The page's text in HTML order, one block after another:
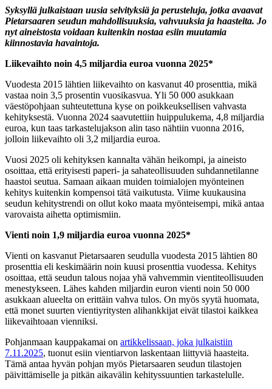
Syksyllä julkaistaan uusia selvityksiä ja perusteluja, jotka avaavat
Pietarsaaren seudun mahdollisuuksia, vahvuuksia ja haasteita. Jo
nyt aineistosta voidaan kuitenkin nostaa esiin muutamia
kiinnostavia havaintoja.
Liikevaihto noin 4,5 miljardia euroa vuonna 2025*
Vuodesta 2015 lähtien liikevaihto on kasvanut 40 prosenttia, mikä
vastaa noin 3,5 prosentin vuosikasvua. Yli 50 000 asukkaan
väestöpohjaan suhteutettuna kyse on poikkeuksellisen vahvasta
kehityksestä. Vuonna 2024 saavutettiin huippulukema, 4,8 miljardia
euroa, kun taas tarkastelujakson alin taso nähtiin vuonna 2016,
jolloin liikevaihto oli 3,2 miljardia euroa.
Vuosi 2025 oli kehityksen kannalta vähän heikompi, ja aineisto
osoittaa, että erityisesti paperi- ja sahateollisuuden suhdannetilanne
haastoi seutua. Samaan aikaan muiden toimialojen myönteinen
kehitys kuitenkin kompensoi tätä vaikutusta. Viime kuukausina
seudun kehitystrendi on ollut koko maata myönteisempi, mikä antaa
varovaista aihetta optimismiin.
Vienti noin 1,9 miljardia euroa vuonna 2025*
Vienti on kasvanut Pietarsaaren seudulla vuodesta 2015 lähtien 80
prosenttia eli keskimäärin noin kuusi prosenttia vuodessa. Kehitys
osoittaa, että seudun talous nojaa yhä vahvemmin vientiteollisuuden
menestykseen. Lähes kahden miljardin euron vienti noin 50 000
asukkaan alueelta on erittäin vahva tulos. On myös syytä huomata,
että monet suurten vientiyritysten alihankkijat eivät tilastoi kaikkea
liikevaihtoaan vienniksi.
Pohjanmaan kauppakamai on artikkelissaan, joka julkaistiin
7.11.2025, tuonut esiin vientiarvon laskentaan liittyviä haasteita.
Tämä antaa hyvän pohjan myös Pietarsaaren seudun tilastojen
päivittämiselle ja pitkän aikavälin kehityssuuntien tarkastelulle.